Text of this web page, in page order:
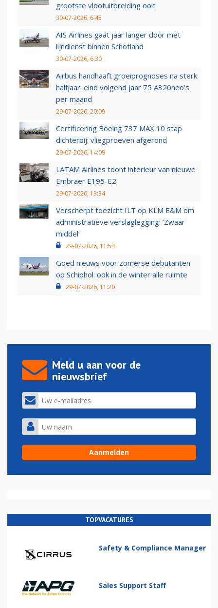
grootste vlootuitbreiding ooit
30-07-2026, 6:45
AIS Airlines gaat jaar langer door met
lijndienst binnen Schotland
30-07-2026, 6:30
Airbus handhaaft groeiprognoses na sterk
halfjaar: eind volgend jaar 75 A320neo’s
per maand
29-07-2026, 20:09
Certificering Boeing 737 MAX 10 stap
dichterbij: vliegproeven afgerond
29-07-2026, 14:09
LATAM Airlines toont interieur van nieuwe
Embraer E195-E2
29-07-2026, 13:34
Verscherpt toezicht ILT op KLM E&M om
administratieve verslaglegging: ‘Zwaar
middel’
29-07-2026, 11:54
Goed nieuws voor zomerse debutanten
op Schiphol: ook in de winter alle ruimte
29-07-2026, 11:20
Meld u aan voor de
nieuwsbrief
TOPVACATURES
Safety & Compliance Manager
Sales Support Staff